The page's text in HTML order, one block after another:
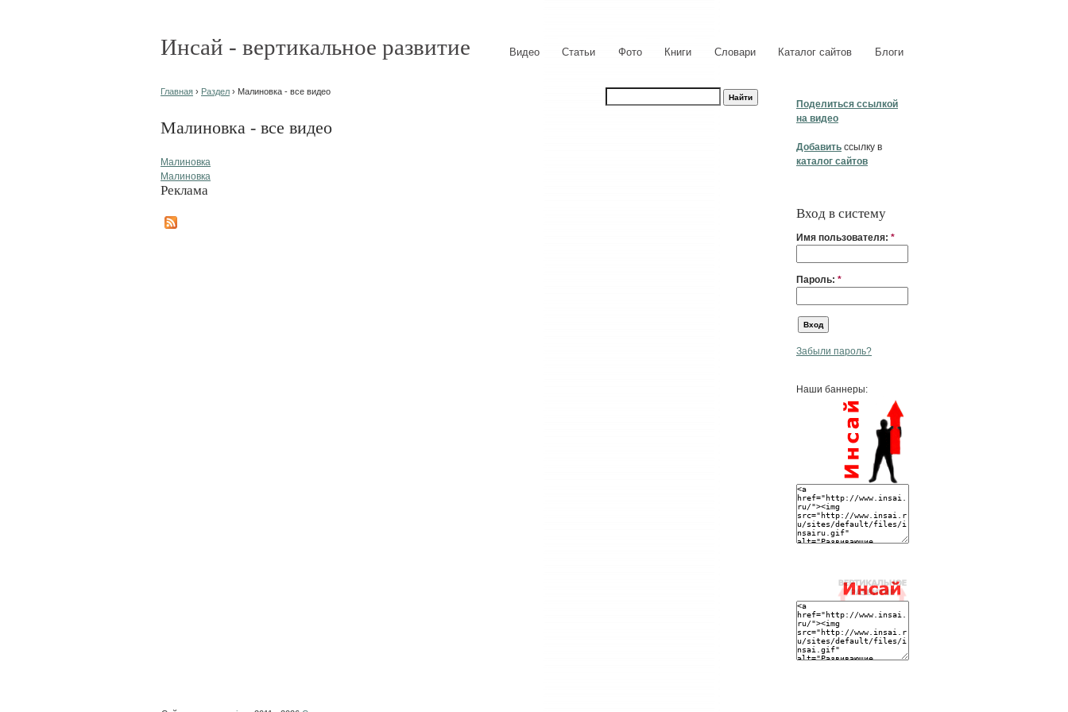
Инсай - вертикальное развитие Видео Статьи Фото Книги Словари Каталог сайтов Блоги
Поделиться ссылкой
на видео
Добавить ссылку в
каталог сайтов
Вход в систему
Имя пользователя: *
Пароль: *
Забыли пароль?
Наши баннеры:
Главная › Раздел › Малиновка - все видео
Малиновка - все видео
Малиновка
Малиновка
Реклама